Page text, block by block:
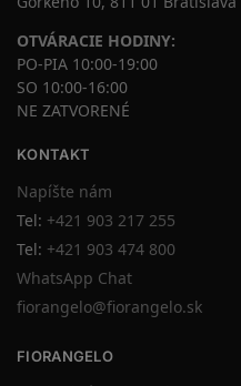
OTVÁRACIE HODINY:
PO-PIA 10:00-19:00
SO 10:00-16:00
NE ZATVORENÉ
KONTAKT
Napíšte nám
Tel: +421 903 217 255
Tel: +421 903 474 800
WhatsApp Chat
fiorangelo@fiorangelo.sk
FIORANGELO